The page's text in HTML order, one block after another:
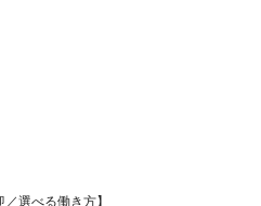
選べる働き方】